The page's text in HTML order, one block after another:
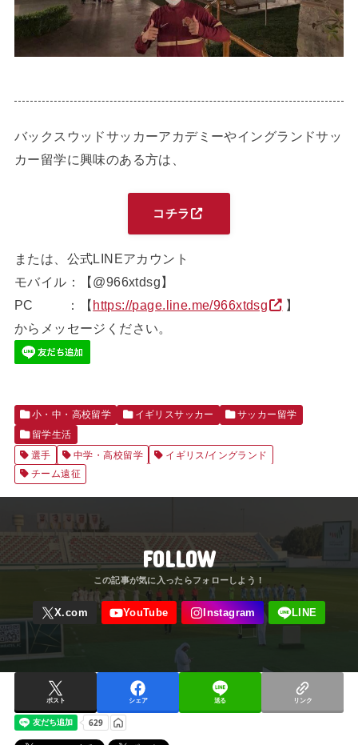
バックスウッドサッカーアカデミーやイングランドサッ
カー留学に興味のある方は、
コチラ
または、公式LINEアカウント
モバイル：【@966xtdsg】
PC ：【https://page.line.me/966xtdsg
】
からメッセージください。
小・中・高校留学 イギリスサッカー
サッカー留学
留学生活
選手
中学・高校留学
イギリス/イングランド
チーム遠征
FOLLOW
ポスト シェア 送る リンク